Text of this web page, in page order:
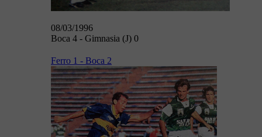
08/03/1996
Boca 4 - Gimnasia (J) 0
Ferro 1 - Boca 2